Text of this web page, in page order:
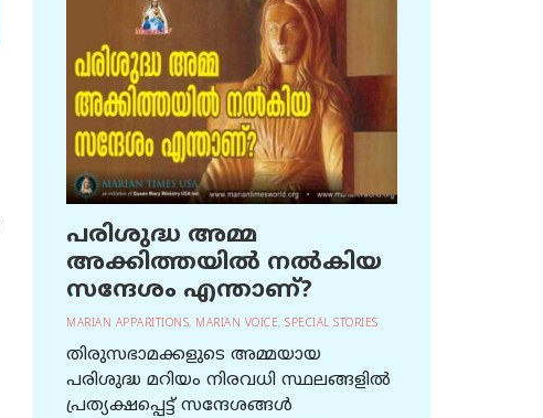
പരിശുദ്ധ അമ്മ
അക്കിത്തയില്‍ നല്‍കിയ
സന്ദേശം എന്താണ്?
MARIAN APPARITIONS, MARIAN VOICE, SPECIAL STORIES
തിരുസഭാമക്കളുടെ അമ്മയായ
പരിശുദ്ധ മറിയം നിരവധി സ്ഥലങ്ങളിൽ
പ്രത്യക്ഷപ്പെട്ട് സന്ദേശങ്ങൾ